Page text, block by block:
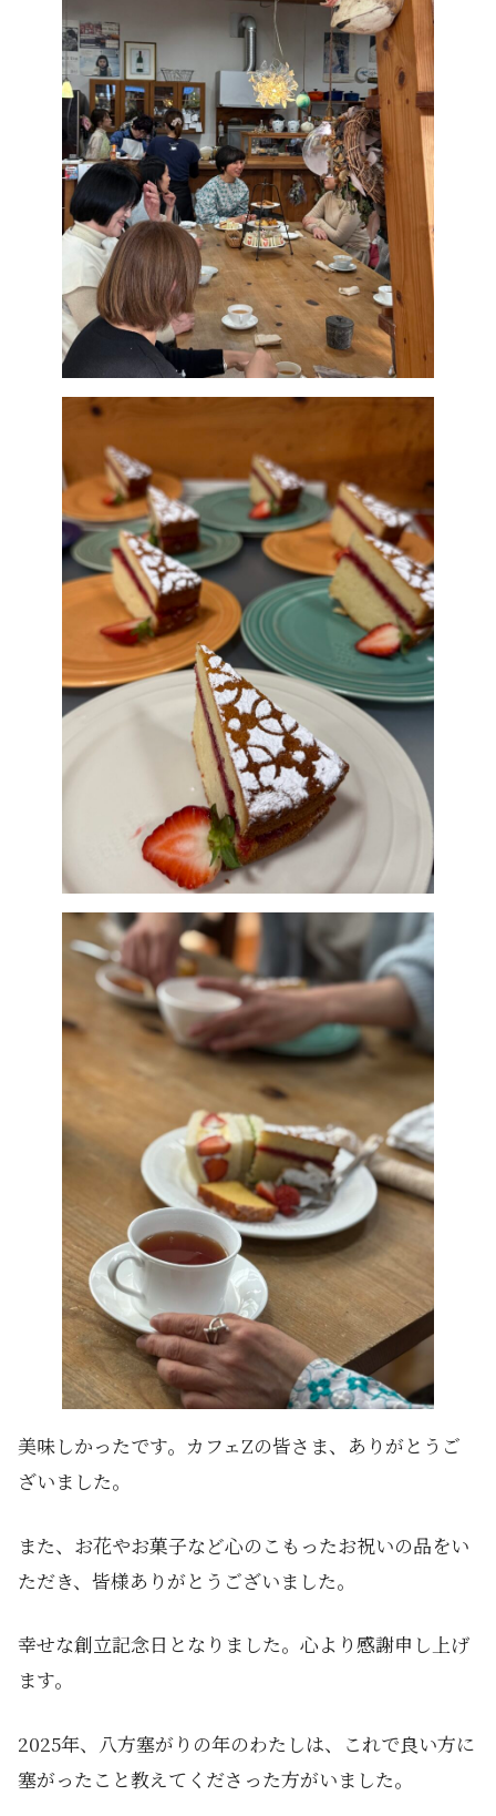
美味しかったです。カフェZの皆さま、ありがとうご
ざいました。
また、お花やお菓子など心のこもったお祝いの品をい
ただき、皆様ありがとうございました。
幸せな創立記念日となりました。心より感謝申し上げ
ます。
2025年、八方塞がりの年のわたしは、これで良い方に
塞がったこと教えてくださった方がいました。